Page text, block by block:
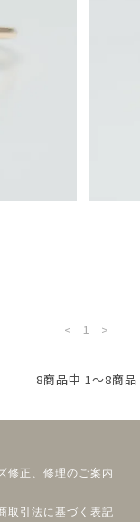
< 1 >
8商品中 1～8商品
修正、修理のご案内
取引法に基づく表記